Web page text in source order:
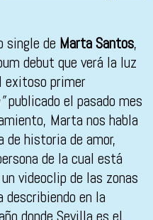
single de Marta Santos,
debut que verá la luz
exitoso primer
publicado el pasado mes
Marta nos habla
historia de amor,
de la cual está
videoclip de las zonas
describiendo en la
donde Sevilla es el